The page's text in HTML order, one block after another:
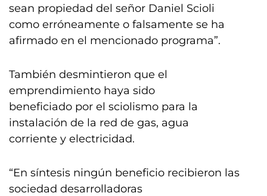
sean propiedad del señor Daniel Scioli
como erróneamente o falsamente se ha
afirmado en el mencionado programa”.
También desmintieron que el
emprendimiento haya sido
beneficiado por el sciolismo para la
instalación de la red de gas, agua
corriente y electricidad.
“En síntesis ningún beneficio recibieron las
sociedad desarrolladoras